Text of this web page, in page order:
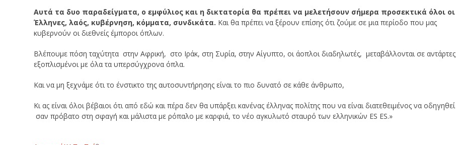
Αυτά τα δυο παραδείγματα, ο εμφύλιος και η δικτατορία θα πρέπει να μελετήσουν σήμερα προσεκτικά όλοι οι
Έλληνες, λαός, κυβέρνηση, κόμματα, συνδικάτα. Και θα πρέπει να ξέρουν επίσης ότι ζούμε σε μια περίοδο που μας
κυβερνούν οι διεθνείς έμποροι όπλων.
Βλέπουμε πόση ταχύτητα στην Αφρική, στο Ιράκ, στη Συρία, στην Αίγυπτο, οι άοπλοι διαδηλωτές, μεταβάλλονται σε αντάρτες
εξοπλισμένοι με όλα τα υπερσύγχρονα όπλα.
Και να μη ξεχνάμε ότι το ένστικτο της αυτοσυντήρησης είναι το πιο δυνατό σε κάθε άνθρωπο,
Κι ας είναι όλοι βέβαιοι ότι από εδώ και πέρα δεν θα υπάρξει κανένας έλληνας πολίτης που να είναι διατεθειμένος να οδηγηθεί
σαν πρόβατο στη σφαγή και μάλιστα με ρόπαλο με καρφιά, το νέο αγκυλωτό σταυρό των ελληνικών ΕS ΕS.»